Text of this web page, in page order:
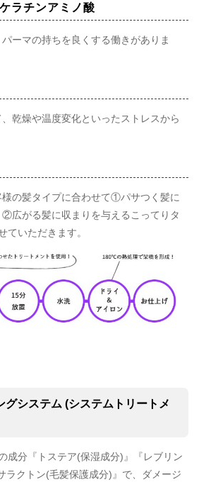
ラチンアミノ酸
ーマの持ちを良くする働きがありま
乾燥や温度変化といったストレスから
様の髪タイプに合わせて①パサつく髪に
広がる髪に収まりを与えるこってりタ
ていただきます。
グシステム (システムトリートメ
成分『トステア(保湿成分)』『レブリン
ラクトン(毛髪保護成分)』で、ダメージ